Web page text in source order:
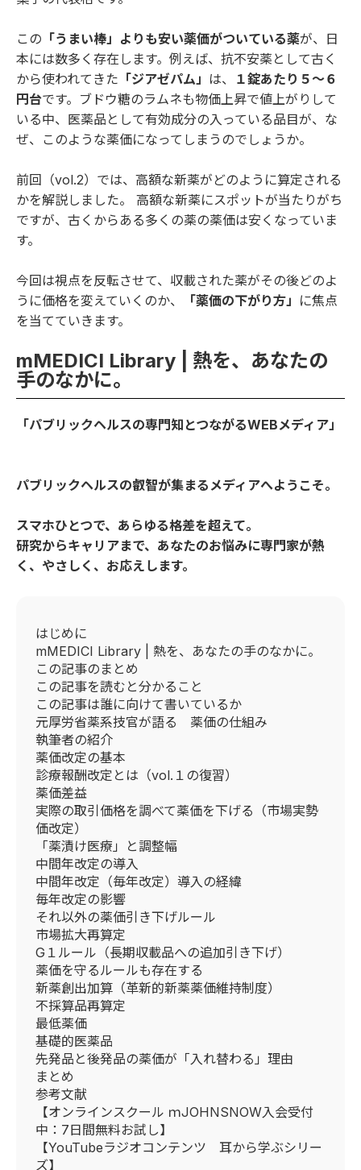
この 「うまい棒」よりも安い薬価がついている薬が、日
本には数多く存在します。例えば、抗不安薬として古く
から使われてきた 「ジアゼパム」 は、
１錠あたり５〜６
円台です。ブドウ糖のラムネも物価上昇で値上がりして
いる中、医薬品として有効成分の入っている品目が、な
ぜ、このような薬価になってしまうのでしょうか。
前回（vol.2）では、高額な新薬がどのように算定される
かを解説しました。 高額な新薬にスポットが当たりがち
ですが、古くからある多くの薬の薬価は安くなっていま
す。
今回は視点を反転させて、収載された薬がその後どのよ
うに価格を変えていくのか、
「薬価の下がり方」 に焦点
を当てていきます。
mMEDICI Library | 熱を、あなたの
手のなかに。
「パブリックヘルスの専門知とつながるWEBメディア」
パブリックヘルスの叡智が集まるメディアへようこそ。
スマホひとつで、あらゆる格差を超えて。
研究からキャリアまで、あなたのお悩みに専門家が熱
く、やさしく、お応えします。
はじめに
mMEDICI Library | 熱を、あなたの手のなかに。
この記事のまとめ
この記事を読むと分かること
この記事は誰に向けて書いているか
元厚労省薬系技官が語る 薬価の仕組み
執筆者の紹介
薬価改定の基本
診療報酬改定とは（vol.１の復習）
薬価差益
実際の取引価格を調べて薬価を下げる（市場実勢
価改定）
「薬漬け医療」と調整幅
中間年改定の導入
中間年改定（毎年改定）導入の経緯
毎年改定の影響
それ以外の薬価引き下げルール
市場拡大再算定
G１ルール（長期収載品への追加引き下げ）
薬価を守るルールも存在する
新薬創出加算（革新的新薬薬価維持制度）
不採算品再算定
最低薬価
基礎的医薬品
先発品と後発品の薬価が「入れ替わる」理由
まとめ
参考文献
【オンラインスクール ｍJOHNSNOW入会受付
中：7日間無料お試し】
【YouTubeラジオコンテンツ 耳から学ぶシリー
ズ】